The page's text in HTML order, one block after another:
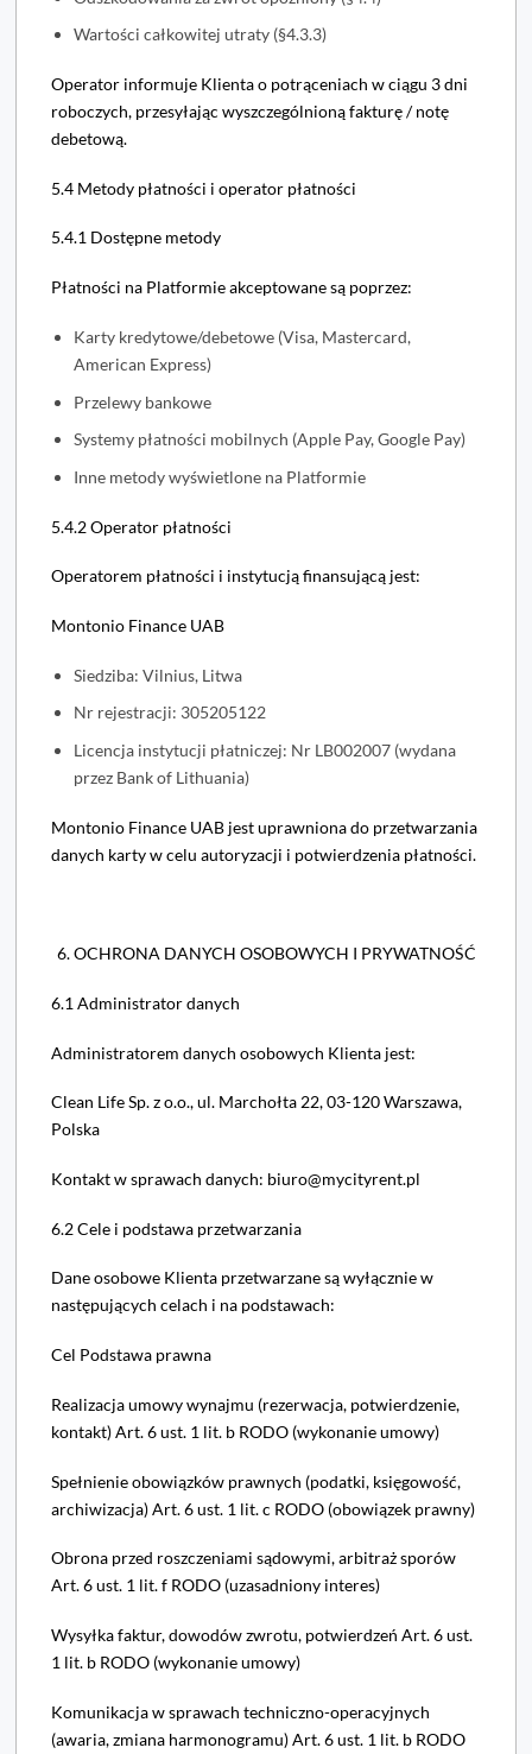
Wartości całkowitej utraty (§4.3.3)
Operator informuje Klienta o potrąceniach w ciągu 3 dni
roboczych, przesyłając wyszczególnioną fakturę / notę
debetową.
5.4 Metody płatności i operator płatności
5.4.1 Dostępne metody
Płatności na Platformie akceptowane są poprzez:
Karty kredytowe/debetowe (Visa, Mastercard,
American Express)
Przelewy bankowe
Systemy płatności mobilnych (Apple Pay, Google Pay)
Inne metody wyświetlone na Platformie
5.4.2 Operator płatności
Operatorem płatności i instytucją finansującą jest:
Montonio Finance UAB
Siedziba: Vilnius, Litwa
Nr rejestracji: 305205122
Licencja instytucji płatniczej: Nr LB002007 (wydana
przez Bank of Lithuania)
Montonio Finance UAB jest uprawniona do przetwarzania
danych karty w celu autoryzacji i potwierdzenia płatności.
6. OCHRONA DANYCH OSOBOWYCH I PRYWATNOŚĆ
6.1 Administrator danych
Administratorem danych osobowych Klienta jest:
Clean Life Sp. z o.o., ul. Marchołta 22, 03-120 Warszawa,
Polska
Kontakt w sprawach danych: biuro@mycityrent.pl
6.2 Cele i podstawa przetwarzania
Dane osobowe Klienta przetwarzane są wyłącznie w
następujących celach i na podstawach:
Cel Podstawa prawna
Realizacja umowy wynajmu (rezerwacja, potwierdzenie,
kontakt) Art. 6 ust. 1 lit. b RODO (wykonanie umowy)
Spełnienie obowiązków prawnych (podatki, księgowość,
archiwizacja) Art. 6 ust. 1 lit. c RODO (obowiązek prawny)
Obrona przed roszczeniami sądowymi, arbitraż sporów
Art. 6 ust. 1 lit. f RODO (uzasadniony interes)
Wysyłka faktur, dowodów zwrotu, potwierdzeń Art. 6 ust.
1 lit. b RODO (wykonanie umowy)
Komunikacja w sprawach techniczno-operacyjnych
(awaria, zmiana harmonogramu) Art. 6 ust. 1 lit. b RODO